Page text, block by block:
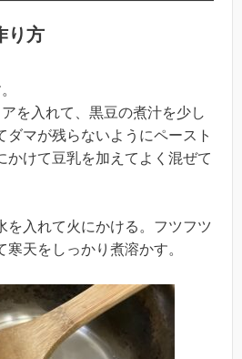
り方
を入れて、黒豆の煮汁を少し
ダマが残らないようにペースト
かけて豆乳を加えてよく混ぜて
入れて火にかける。フツフツ
寒天をしっかり煮溶かす。